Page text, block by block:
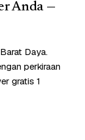
Anda —
Daya.
perkiraan
gratis 1